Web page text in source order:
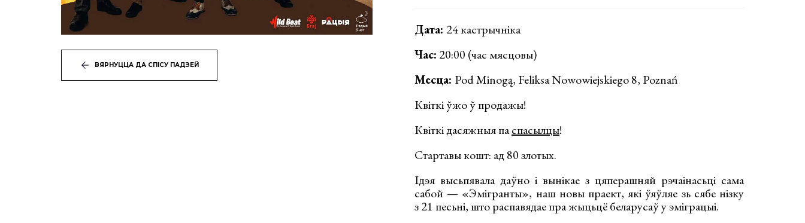
ВЯРНУЦЦА ДА СПІСУ ПАДЗЕЙ
Дата: 24 кастрычніка
Час: 20:00 (час мясцовы)
Месца: Pod Minogą, Feliksa Nowowiejskiego 8, Poznań
Квіткі ўжо ў продажы!
Квіткі дасяжныя паспасылцы!
Стартавы кошт: ад 80 злотых.
Ідэя высьпявала даўно і вынікае з цяперашняй рэчаінасьці сама
сабой — «Эмігранты», наш новы праект, які ўяўляе зь сябе нізку
з 21 песьні, што распавядае пра жыцьцё беларусаў у эміграцыі.